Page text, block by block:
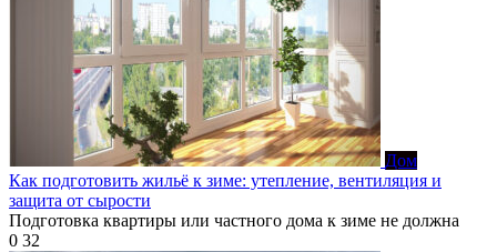
Дом
Как подготовить жильё к зиме: утепление, вентиляция и
защита от сырости
Подготовка квартиры или частного дома к зиме не должна
0 32